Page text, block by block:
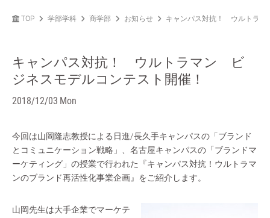
TOP 学部学科 商学部 お知らせ キャンパス対抗！ ウルトラ
キャンパス対抗！ ウルトラマン ビ
ジネスモデルコンテスト開催！
2018/12/03 Mon
今回は山岡隆志教授による日進/長久手キャンパスの「ブランド
とコミュニケーション戦略」、名古屋キャンパスの「ブランドマ
ーケティング」の授業で行われた『キャンパス対抗！ウルトラマ
ンのブランド再活性化事業企画』をご紹介します。
山岡先生は大手企業でマーケテ